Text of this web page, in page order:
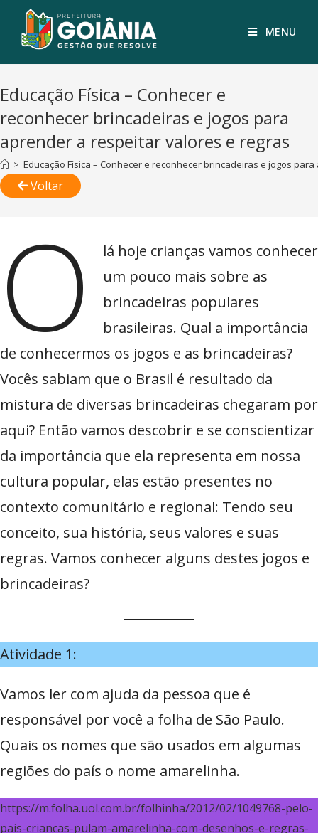
MENU
Educação Física – Conhecer e
reconhecer brincadeiras e jogos para
aprender a respeitar valores e regras
> Educação Física – Conhecer e reconhecer brincadeiras e jogos
Voltar
O
lá hoje crianças vamos conhecer
um pouco mais sobre as
brincadeiras populares
brasileiras. Qual a importância
de conhecermos os jogos e as brincadeiras?
Vocês sabiam que o Brasil é resultado da
mistura de diversas brincadeiras chegaram por
aqui? Então vamos descobrir e se conscientizar
da importância que ela representa em nossa
cultura popular, elas estão presentes no
contexto comunitário e regional: Tendo seu
conceito, sua história, seus valores e suas
regras. Vamos conhecer alguns destes jogos e
brincadeiras?
Atividade 1:
Vamos ler com ajuda da pessoa que é
responsável por você a folha de São Paulo.
Quais os nomes que são usados em algumas
regiões do país o nome amarelinha.
https://m.folha.uol.com.br/folhinha/2012/02/1049768-pelo-
pais-criancas-pulam-amarelinha-com-desenhos-e-regras-